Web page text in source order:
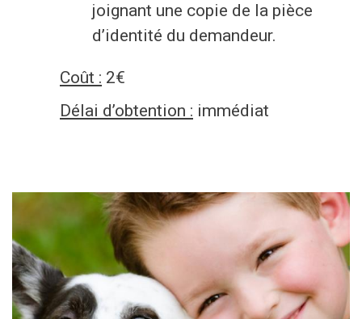
joignant une copie de la pièce
d’identité du demandeur.
Coût : 2€
Délai d’obtention : immédiat